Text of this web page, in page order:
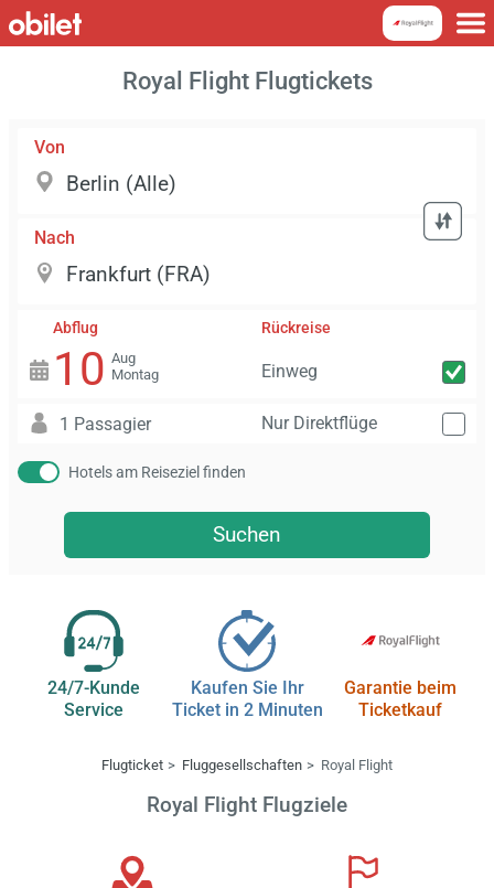
Royal Flight Flugtickets
Von
Nach
Abflug
10 Aug
Montag
Rückreise
Einweg
1 Passagier Nur Direktflüge
Hotels am Reiseziel finden
Suchen
24/7-Kunde
Service
Kaufen Sie Ihr
Ticket in 2 Minuten
Garantie beim
Ticketkauf
Flugticket Fluggesellschaften Royal Flight
Royal Flight Flugziele